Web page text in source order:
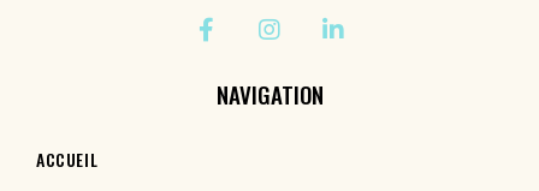
NAVIGATION
ACCUEIL